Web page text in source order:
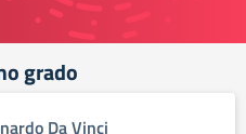
grado
Da Vinci